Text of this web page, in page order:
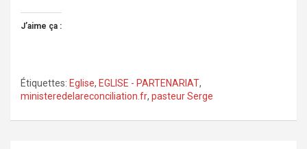
J’aime ça :
Étiquettes: Eglise, EGLISE - PARTENARIAT,
ministeredelareconciliation.fr, pasteur Serge